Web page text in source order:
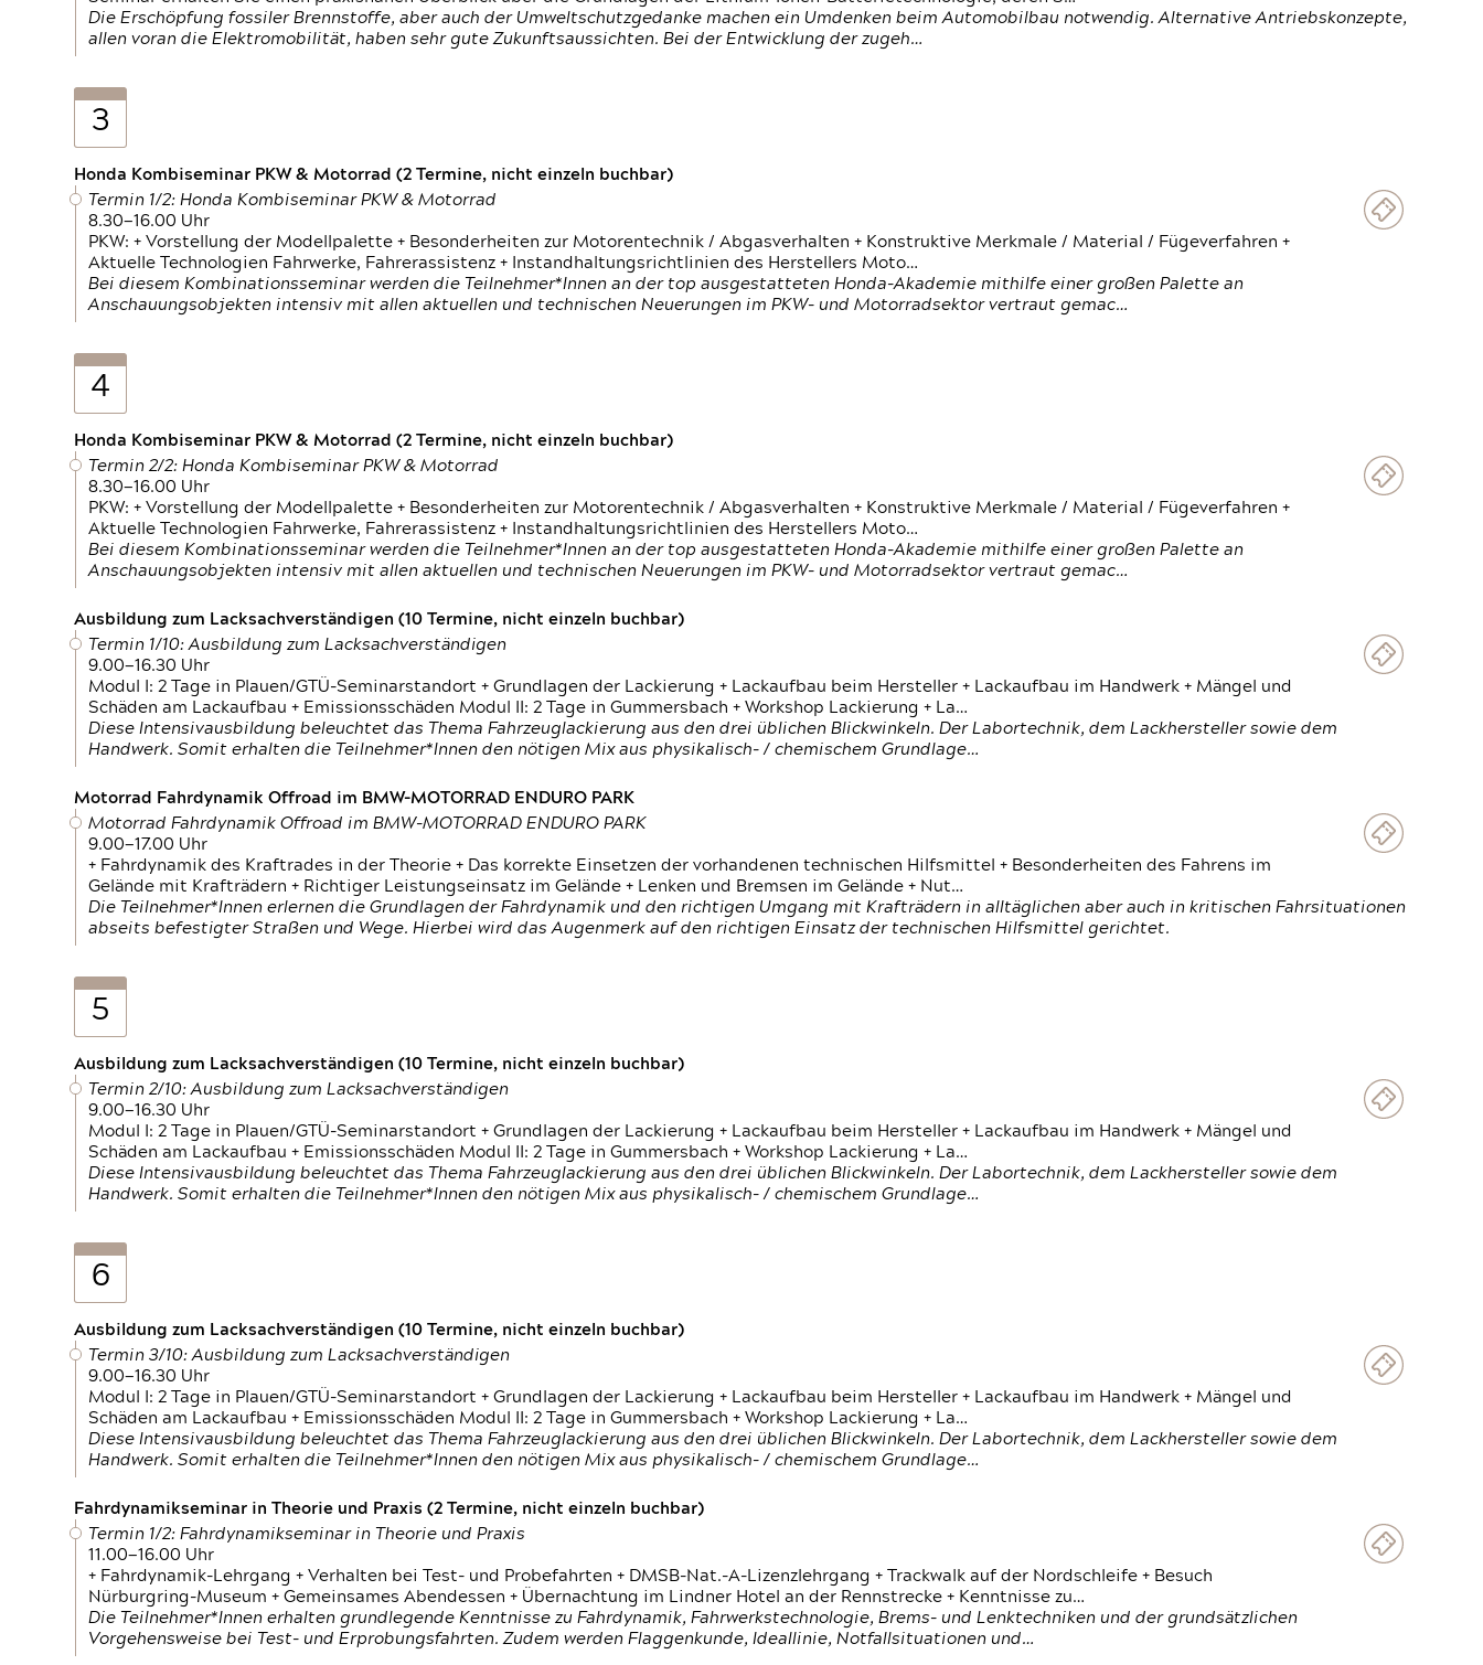
Die Erschöpfung fossiler Brennstoffe, aber auch der Umweltschutzgedanke machen ein Umdenken beim Automobilbau notwendig. Alternative Antriebskonzepte,
allen voran die Elektromobilität, haben sehr gute Zukunftsaussichten. Bei der Entwicklung der zugeh…
3
Honda Kombiseminar PKW & Motorrad (2 Termine, nicht einzeln buchbar)
Termin 1/2: Honda Kombiseminar PKW & Motorrad
8.30—16.00 Uhr
PKW: + Vorstellung der Modellpalette + Besonderheiten zur Motorentechnik / Abgasverhalten + Konstruktive Merkmale / Material / Fügeverfahren +
Aktuelle Technologien Fahrwerke, Fahrerassistenz + Instandhaltungsrichtlinien des Herstellers Moto…
Bei diesem Kombinationsseminar werden die Teilnehmer*Innen an der top ausgestatteten Honda-Akademie mithilfe einer großen Palette an
Anschauungsobjekten intensiv mit allen aktuellen und technischen Neuerungen im PKW- und Motorradsektor vertraut gemac…
4
Honda Kombiseminar PKW & Motorrad (2 Termine, nicht einzeln buchbar)
Termin 2/2: Honda Kombiseminar PKW & Motorrad
8.30—16.00 Uhr
PKW: + Vorstellung der Modellpalette + Besonderheiten zur Motorentechnik / Abgasverhalten + Konstruktive Merkmale / Material / Fügeverfahren +
Aktuelle Technologien Fahrwerke, Fahrerassistenz + Instandhaltungsrichtlinien des Herstellers Moto…
Bei diesem Kombinationsseminar werden die Teilnehmer*Innen an der top ausgestatteten Honda-Akademie mithilfe einer großen Palette an
Anschauungsobjekten intensiv mit allen aktuellen und technischen Neuerungen im PKW- und Motorradsektor vertraut gemac…
Ausbildung zum Lacksachverständigen (10 Termine, nicht einzeln buchbar)
Termin 1/10: Ausbildung zum Lacksachverständigen
9.00—16.30 Uhr
Modul I: 2 Tage in Plauen/GTÜ-Seminarstandort + Grundlagen der Lackierung + Lackaufbau beim Hersteller + Lackaufbau im Handwerk + Mängel und
Schäden am Lackaufbau + Emissionsschäden Modul II: 2 Tage in Gummersbach + Workshop Lackierung + La…
Diese Intensivausbildung beleuchtet das Thema Fahrzeuglackierung aus den drei üblichen Blickwinkeln. Der Labortechnik, dem Lackhersteller sowie dem
Handwerk. Somit erhalten die Teilnehmer*Innen den nötigen Mix aus physikalisch- / chemischem Grundlage…
Motorrad Fahrdynamik Offroad im BMW-MOTORRAD ENDURO PARK
Motorrad Fahrdynamik Offroad im BMW-MOTORRAD ENDURO PARK
9.00—17.00 Uhr
+ Fahrdynamik des Kraftrades in der Theorie + Das korrekte Einsetzen der vorhandenen technischen Hilfsmittel + Besonderheiten des Fahrens im
Gelände mit Krafträdern + Richtiger Leistungseinsatz im Gelände + Lenken und Bremsen im Gelände + Nut…
Die Teilnehmer*Innen erlernen die Grundlagen der Fahrdynamik und den richtigen Umgang mit Krafträdern in alltäglichen aber auch in kritischen Fahrsituationen
abseits befestigter Straßen und Wege. Hierbei wird das Augenmerk auf den richtigen Einsatz der technischen Hilfsmittel gerichtet.
5
Ausbildung zum Lacksachverständigen (10 Termine, nicht einzeln buchbar)
Termin 2/10: Ausbildung zum Lacksachverständigen
9.00—16.30 Uhr
Modul I: 2 Tage in Plauen/GTÜ-Seminarstandort + Grundlagen der Lackierung + Lackaufbau beim Hersteller + Lackaufbau im Handwerk + Mängel und
Schäden am Lackaufbau + Emissionsschäden Modul II: 2 Tage in Gummersbach + Workshop Lackierung + La…
Diese Intensivausbildung beleuchtet das Thema Fahrzeuglackierung aus den drei üblichen Blickwinkeln. Der Labortechnik, dem Lackhersteller sowie dem
Handwerk. Somit erhalten die Teilnehmer*Innen den nötigen Mix aus physikalisch- / chemischem Grundlage…
6
Ausbildung zum Lacksachverständigen (10 Termine, nicht einzeln buchbar)
Termin 3/10: Ausbildung zum Lacksachverständigen
9.00—16.30 Uhr
Modul I: 2 Tage in Plauen/GTÜ-Seminarstandort + Grundlagen der Lackierung + Lackaufbau beim Hersteller + Lackaufbau im Handwerk + Mängel und
Schäden am Lackaufbau + Emissionsschäden Modul II: 2 Tage in Gummersbach + Workshop Lackierung + La…
Diese Intensivausbildung beleuchtet das Thema Fahrzeuglackierung aus den drei üblichen Blickwinkeln. Der Labortechnik, dem Lackhersteller sowie dem
Handwerk. Somit erhalten die Teilnehmer*Innen den nötigen Mix aus physikalisch- / chemischem Grundlage…
Fahrdynamikseminar in Theorie und Praxis (2 Termine, nicht einzeln buchbar)
Termin 1/2: Fahrdynamikseminar in Theorie und Praxis
11.00—16.00 Uhr
+ Fahrdynamik-Lehrgang + Verhalten bei Test- und Probefahrten + DMSB-Nat.-A-Lizenzlehrgang + Trackwalk auf der Nordschleife + Besuch
Nürburgring-Museum + Gemeinsames Abendessen + Übernachtung im Lindner Hotel an der Rennstrecke + Kenntnisse zu…
Die Teilnehmer*Innen erhalten grundlegende Kenntnisse zu Fahrdynamik, Fahrwerkstechnologie, Brems- und Lenktechniken und der grundsätzlichen
Vorgehensweise bei Test- und Erprobungsfahrten. Zudem werden Flaggenkunde, Ideallinie, Notfallsituationen und…